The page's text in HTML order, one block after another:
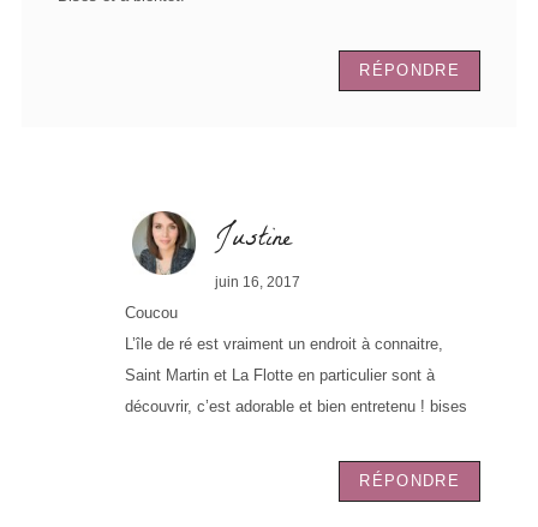
RÉPONDRE
Justine
juin 16, 2017
Coucou
L’île de ré est vraiment un endroit à connaitre,
Saint Martin et La Flotte en particulier sont à
découvrir, c’est adorable et bien entretenu ! bises
RÉPONDRE